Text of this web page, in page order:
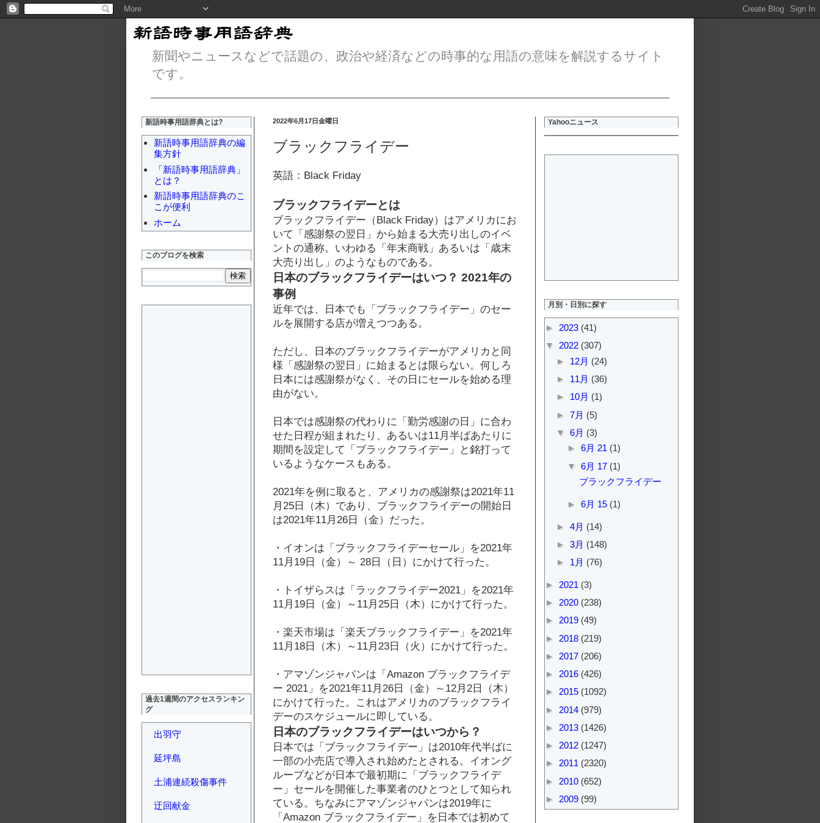
新聞やニュースなどで話題の、政治や経済などの時事的な用語の意味を解説するサイト
です。
2022年6月17日金曜日
ブラックフライデー
英語：Black Friday
ブラックフライデーとは
ブラックフライデー（Black Friday）はアメリカにお
いて「感謝祭の翌日」から始まる大売り出しのイベ
ントの通称。いわゆる「年末商戦」あるいは「歳末
大売り出し」のようなものである。
日本のブラックフライデーはいつ？ 2021年の
事例
近年では、日本でも「ブラックフライデー」のセー
ルを展開する店が増えつつある。
ただし、日本のブラックフライデーがアメリカと同
様「感謝祭の翌日」に始まるとは限らない。何しろ
日本には感謝祭がなく、その日にセールを始める理
由がない。
日本では感謝祭の代わりに「勤労感謝の日」に合わ
せた日程が組まれたり、あるいは11月半ばあたりに
期間を設定して「ブラックフライデー」と銘打って
いるようなケースもある。
2021年を例に取ると、アメリカの感謝祭は2021年11
月25日（木）であり、ブラックフライデーの開始日
は2021年11月26日（金）だった。
・イオンは「ブラックフライデーセール」を2021年
11月19日（金）～ 28日（日）にかけて行った。
・トイザらスは「ラックフライデー2021」を2021年
11月19日（金）～11月25日（木）にかけて行った。
・楽天市場は「楽天ブラックフライデー」を2021年
11月18日（木）～11月23日（火）にかけて行った。
・アマゾンジャパンは「Amazon ブラックフライデ
ー 2021」を2021年11月26日（金）～12月2日（木）
にかけて行った。これはアメリカのブラックフライ
デーのスケジュールに即している。
日本のブラックフライデーはいつから？
日本では「ブラックフライデー」は2010年代半ばに
一部の小売店で導入され始めたとされる。イオング
ループなどが日本で最初期に「ブラックフライデ
ー」セールを開催した事業者のひとつとして知られ
ている。ちなみにアマゾンジャパンは2019年に
「Amazon ブラックフライデー」を日本では初めて
新語時事用語辞典とは?
新語時事用語辞典の編
集方針
「新語時事用語辞典」
とは？
新語時事用語辞典のこ
こが便利
ホーム
このブログを検索
過去1週間のアクセスランキン
グ
出羽守
延坪島
土浦連続殺傷事件
迂回献金
Yahooニュース
月別・日別に探す
► 2023 (41)
▼ 2022 (307)
► 12月 (24)
► 11月 (36)
► 10月 (1)
► 7月 (5)
▼ 6月 (3)
► 6月 21 (1)
▼ 6月 17 (1)
ブラックフライデー
► 6月 15 (1)
► 4月 (14)
► 3月 (148)
► 1月 (76)
► 2021 (3)
► 2020 (238)
► 2019 (49)
► 2018 (219)
► 2017 (206)
► 2016 (426)
► 2015 (1092)
► 2014 (979)
► 2013 (1426)
► 2012 (1247)
► 2011 (2320)
► 2010 (652)
► 2009 (99)